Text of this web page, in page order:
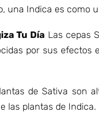
una Indica es como
Tu Día Las cepas
por sus efectos
de Sativa son
las plantas de Indica.